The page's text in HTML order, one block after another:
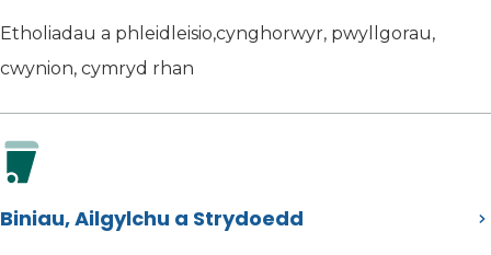
Etholiadau a phleidleisio,cynghorwyr, pwyllgorau,
cwynion, cymryd rhan
Biniau, Ailgylchu a Strydoedd